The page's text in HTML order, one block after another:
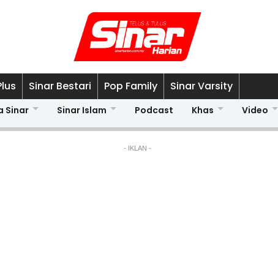
Sinar Bestari Pop Family Sinar Varsity
Sinar Sinar Islam Podcast Khas Video
- IKLAN -